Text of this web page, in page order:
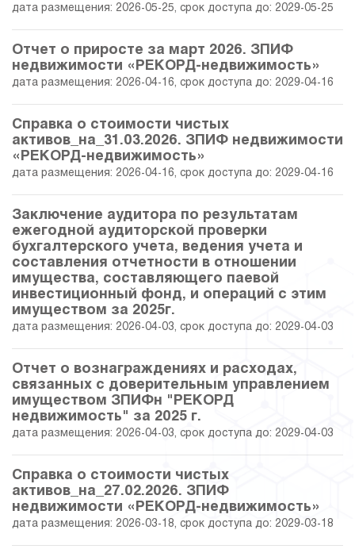
30.06.2025 62.43 38 698 068.49
30.04.2025 62.93 38 877 937.70
31.03.2025 63.59 39 114 648.14
28.02.2025 64.74 39 527 512.07
31.01.2025 60.34 37 949 045.43
28.12.2024 52.73 35 224 166.17
29.11.2024 35 367 621.60
31.10.2024 53.66 35 558 897.39
30.09.2024 54.14
31.07.2024 55.78 36 317 565.25
28.06.2024 55.38 37 249 555.16
дата размещения: 2026-05-25, срок доступа до: 2029-05-25
Отчет о приросте за март 2026. ЗПИФ
недвижимости «РЕКОРД-недвижимость»
дата размещения: 2026-04-16, срок доступа до: 2029-04-16
Справка о стоимости чистых
активов_на_31.03.2026. ЗПИФ недвижимости
«РЕКОРД-недвижимость»
дата размещения: 2026-04-16, срок доступа до: 2029-04-16
Заключение аудитора по результатам
ежегодной аудиторской проверки
бухгалтерского учета, ведения учета и
составления отчетности в отношении
имущества, составляющего паевой
инвестиционный фонд, и операций с этим
имуществом за 2025г.
дата размещения: 2026-04-03, срок доступа до: 2029-04-03
Отчет о вознаграждениях и расходах,
связанных с доверительным управлением
имуществом ЗПИФн "РЕКОРД
недвижимость" за 2025 г.
дата размещения: 2026-04-03, срок доступа до: 2029-04-03
Справка о стоимости чистых
активов_на_27.02.2026. ЗПИФ
недвижимости «РЕКОРД-недвижимость»
дата размещения: 2026-03-18, срок доступа до: 2029-03-18